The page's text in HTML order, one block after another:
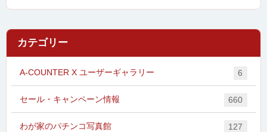
カテゴリー
A-COUNTER X ユーザーギャラリー 6
セール・キャンペーン情報 660
わが家のパチンコ写真館 127